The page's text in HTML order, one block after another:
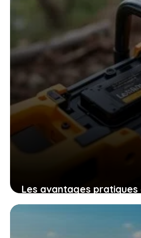
robustes
Les avantages pratiques
tronçonneuse güde mk